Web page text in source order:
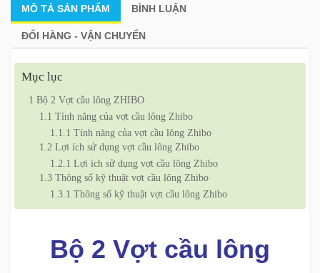
MÔ TẢ SẢN PHẨM BÌNH LUẬN
ĐỔI HÀNG - VẬN CHUYỂN
Mục lục
1 Bộ 2 Vợt cầu lông ZHIBO
1.1 Tính năng của vợt cầu lông Zhibo
1.1.1 Tính năng của vợt cầu lông Zhibo
1.2 Lợi ích sử dụng vợt cầu lông Zhibo
1.2.1 Lợi ích sử dụng vợt cầu lông Zhibo
1.3 Thông số kỹ thuật vợt cầu lông Zhibo
1.3.1 Thông số kỹ thuật vợt cầu lông Zhibo
Bộ 2 Vợt cầu lông